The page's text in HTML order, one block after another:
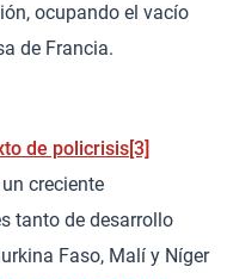
ocupando el vacío
de Francia.
de policrisis[3]
creciente
tanto de desarrollo
Faso, Malí y Níger